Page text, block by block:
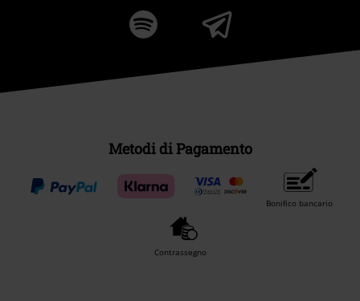
Metodi di Pagamento
Bonifico bancario
Contrassegno